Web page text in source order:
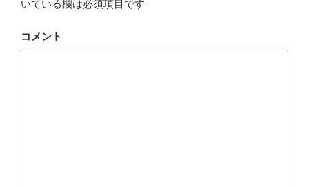
いている欄は必須項目です
コメント